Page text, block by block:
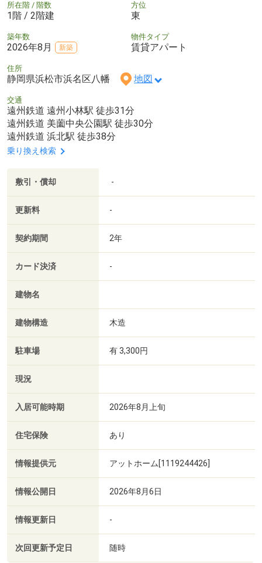
所在階 / 階数
1階 / 2階建
方位
東
築年数
2026年8月 新築
物件タイプ
賃貸アパート
住所
静岡県浜松市浜名区八幡 地図
交通
遠州鉄道 遠州小林駅 徒歩31分
遠州鉄道 美薗中央公園駅 徒歩30分
遠州鉄道 浜北駅 徒歩38分
乗り換え検索
敷引・償却 -
更新料 -
契約期間 2年
カード決済 -
建物名
建物構造 木造
駐車場 有 3,300円
現況
入居可能時期 2026年8月上旬
住宅保険 あり
情報提供元 アットホーム[1119244426]
情報公開日 2026年8月6日
情報更新日 -
次回更新予定日 随時